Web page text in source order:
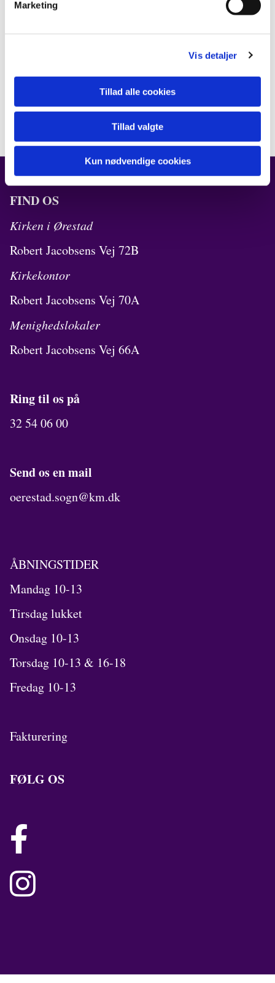
Marketing
Vis detaljer
Tillad alle cookies
Tillad valgte
Kun nødvendige cookies
FIND OS
Kirken i Ørestad
Robert Jacobsens Vej 72B
Kirkekontor
Robert Jacobsens Vej 70A
Menighedslokaler
Robert Jacobsens Vej 66A
Ring til os på
32 54 06 00
Send os en mail
oerestad.sogn@km.dk
ÅBNINGSTIDER
Mandag 10-13
Tirsdag lukket
Onsdag 10-13
Torsdag 10-13 & 16-18
Fredag 10-13
Fakturering
FØLG OS

